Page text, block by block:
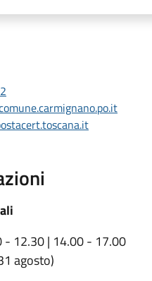
- 12.30 | 14.00 - 17.00
agosto)